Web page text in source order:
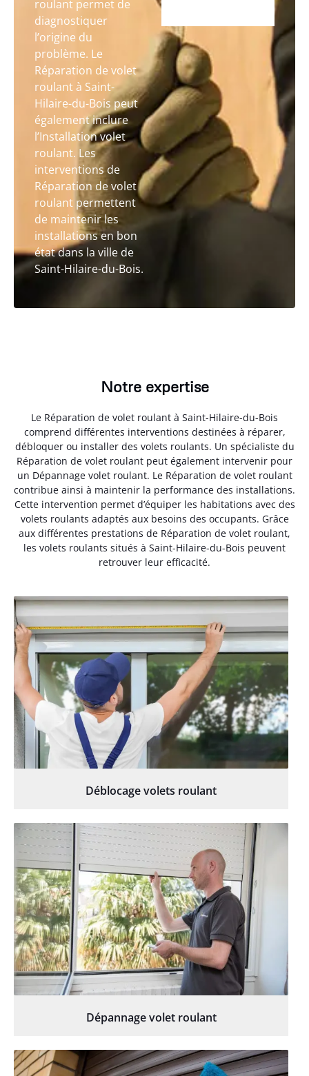
roulant permet de
diagnostiquer
l’origine du
problème. Le
Réparation de volet
roulant à Saint-
Hilaire-du-Bois peut
également inclure
l’Installation volet
roulant. Les
interventions de
Réparation de volet
roulant permettent
de maintenir les
installations en bon
état dans la ville de
Saint-Hilaire-du-Bois.
Notre expertise
Le Réparation de volet roulant à Saint-Hilaire-du-Bois
comprend différentes interventions destinées à réparer,
débloquer ou installer des volets roulants. Un spécialiste du
Réparation de volet roulant peut également intervenir pour
un Dépannage volet roulant. Le Réparation de volet roulant
contribue ainsi à maintenir la performance des installations.
Cette intervention permet d’équiper les habitations avec des
volets roulants adaptés aux besoins des occupants. Grâce
aux différentes prestations de Réparation de volet roulant,
les volets roulants situés à Saint-Hilaire-du-Bois peuvent
retrouver leur efficacité.
Déblocage volets roulant
Dépannage volet roulant